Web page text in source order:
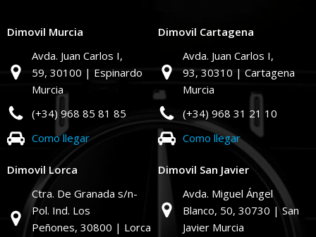
Dimovil Murcia
Avda. Juan Carlos I,
59, 30100 | Espinardo
Murcia
(+34) 968 85 81 85
Como llegar
Dimovil Cartagena
Avda. Juan Carlos I,
93, 30310 | Cartagena
Murcia
(+34) 968 31 21 10
Como llegar
Dimovil Lorca
Ctra. De Granada s/n-
Pol. Ind. Los
Peñones, 30800 | Lorca
Dimovil San Javier
Avda. Miguel Ángel
Blanco, 50, 30730 | San
Javier Murcia